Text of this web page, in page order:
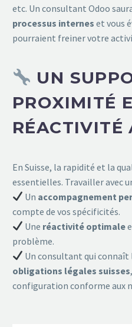
etc. Un consultant Odoo
processus internes et vous
pourraient freiner votre
UN
PROXIMITÉ
RÉACTIVITÉ
En Suisse, la rapidité et la
essentielles. Travailler avec
Un accompagnement
compte de vos spécificités.
Une réactivité optimale
problème.
Un consultant qui connaît
obligations légales suisses
configuration conforme aux